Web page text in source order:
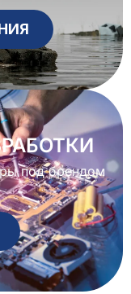
под брендом